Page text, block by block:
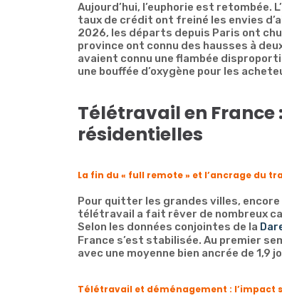
Aujourd’hui, l’euphorie est retombée.
taux de crédit ont freiné les envies
2026, les départs depuis Paris ont
province ont connu des hausses à
avaient connu une flambée
une bouffée d’oxygène pour les
Télétravail en
résidentielles
La fin du « full remote » et l’ancrage du
Pour quitter les grandes villes,
télétravail a fait rêver de nombreux
Selon les données conjointes de la
France s’est stabilisée. Au premier
avec une moyenne bien ancrée de
Télétravail et déménagement : l’impact